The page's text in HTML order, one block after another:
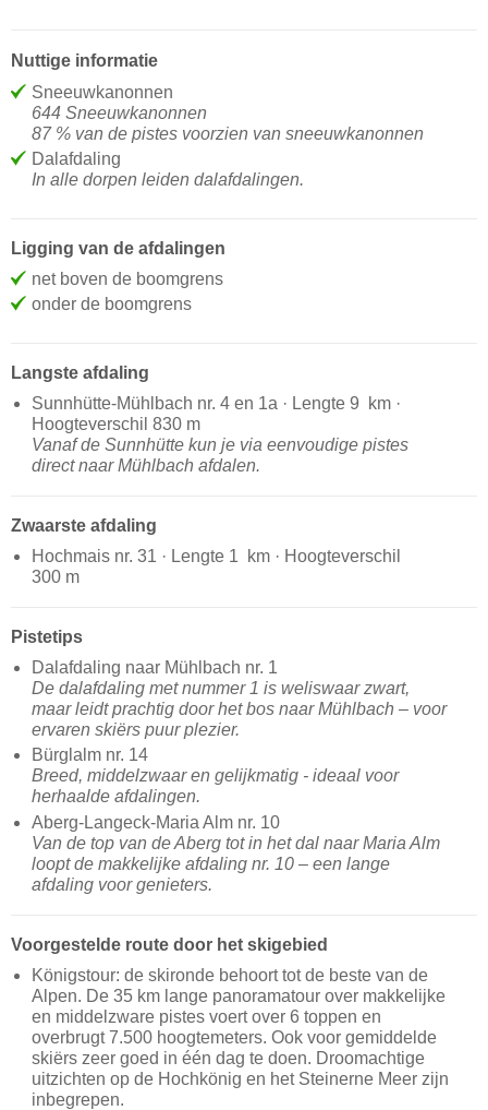
Nuttige informatie
Sneeuwkanonnen
644 Sneeuwkanonnen
87 % van de pistes voorzien van sneeuwkanonnen
Dalafdaling
In alle dorpen leiden dalafdalingen.
Ligging van de afdalingen
net boven de boomgrens
onder de boomgrens
Langste afdaling
Sunnhütte-Mühlbach nr. 4 en 1a · Lengte 9 km ·
Hoogteverschil 830 m
Vanaf de Sunnhütte kun je via eenvoudige pistes
direct naar Mühlbach afdalen.
Zwaarste afdaling
Hochmais nr. 31 · Lengte 1 km · Hoogteverschil
300 m
Pistetips
Dalafdaling naar Mühlbach nr. 1
De dalafdaling met nummer 1 is weliswaar zwart,
maar leidt prachtig door het bos naar Mühlbach – voor
ervaren skiërs puur plezier.
Bürglalm nr. 14
Breed, middelzwaar en gelijkmatig - ideaal voor
herhaalde afdalingen.
Aberg-Langeck-Maria Alm nr. 10
Van de top van de Aberg tot in het dal naar Maria Alm
loopt de makkelijke afdaling nr. 10 – een lange
afdaling voor genieters.
Voorgestelde route door het skigebied
Königstour: de skironde behoort tot de beste van de
Alpen. De 35 km lange panoramatour over makkelijke
en middelzware pistes voert over 6 toppen en
overbrugt 7.500 hoogtemeters. Ook voor gemiddelde
skiërs zeer goed in één dag te doen. Droomachtige
uitzichten op de Hochkönig en het Steinerne Meer zijn
inbegrepen.